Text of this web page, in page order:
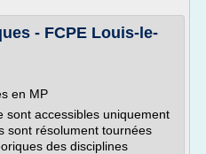
- FCPE Louis-le-
en MP
sont accessibles uniquement
sont résolument tournées
des disciplines